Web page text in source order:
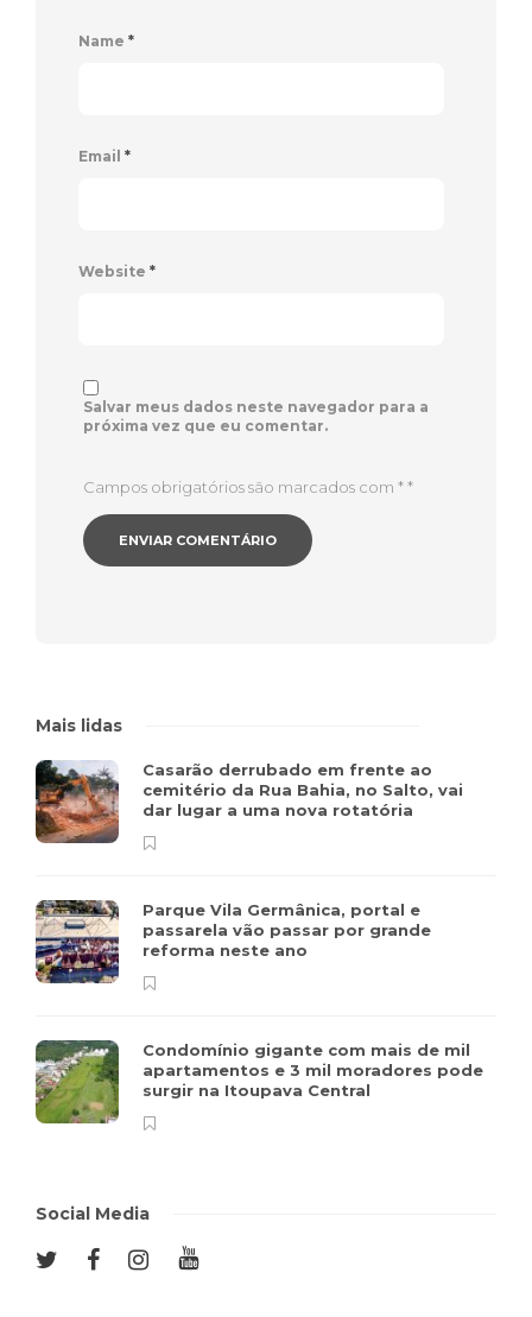
Name *
Email *
Website *
Salvar meus dados neste navegador para a
próxima vez que eu comentar.
Campos obrigatórios são marcados com **
Mais lidas
Casarão derrubado em frente ao
cemitério da Rua Bahia, no Salto, vai
dar lugar a uma nova rotatória
Parque Vila Germânica, portal e
passarela vão passar por grande
reforma neste ano
Condomínio gigante com mais de mil
apartamentos e 3 mil moradores pode
surgir na Itoupava Central
Social Media